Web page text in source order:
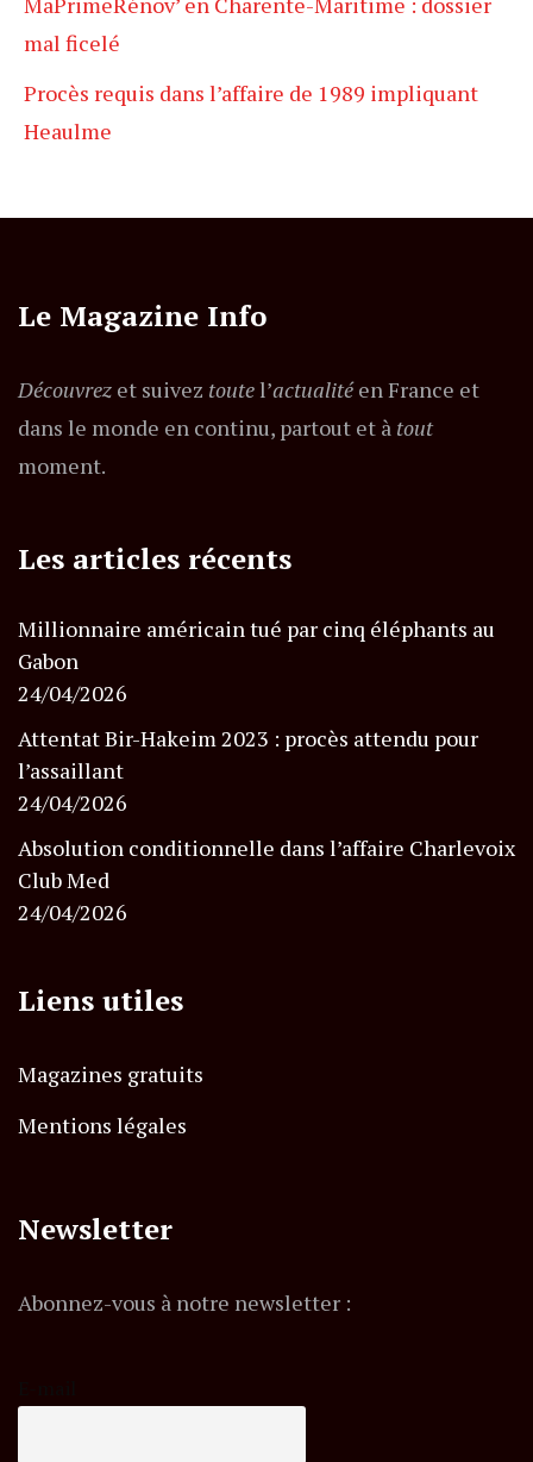
mal ficelé
Procès requis dans l’affaire de 1989 impliquant
Heaulme
Le Magazine Info
Découvrez et suivez toutel’actualitéen France et
dans le monde en continu, partout et à tout
moment.
Les articles récents
Millionnaire américain tué par cinq éléphants au
Gabon
24/04/2026
Attentat Bir-Hakeim 2023 : procès attendu pour
l’assaillant
24/04/2026
Absolution conditionnelle dans l’affaire Charlevoix
Club Med
24/04/2026
Liens utiles
Magazines gratuits
Mentions légales
Newsletter
Abonnez-vous à notre newsletter :